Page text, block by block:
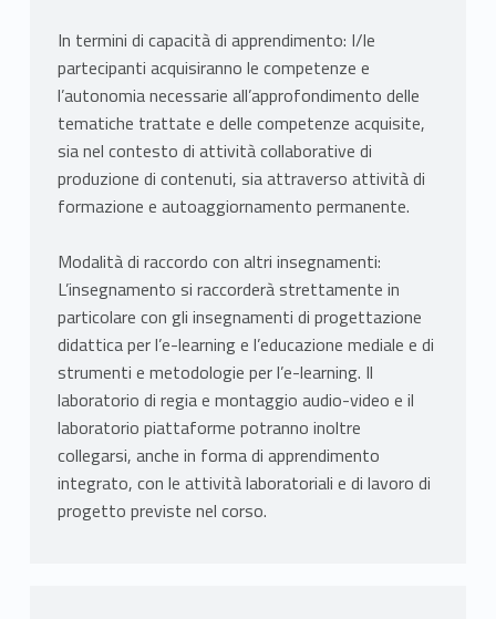
In termini di capacità di apprendimento: I/le
partecipanti acquisiranno le competenze e
l’autonomia necessarie all’approfondimento delle
tematiche trattate e delle competenze acquisite,
sia nel contesto di attività collaborative di
produzione di contenuti, sia attraverso attività di
formazione e autoaggiornamento permanente.
Modalità di raccordo con altri insegnamenti:
L’insegnamento si raccorderà strettamente in
particolare con gli insegnamenti di progettazione
didattica per l’e-learning e l’educazione mediale e di
strumenti e metodologie per l’e-learning. Il
laboratorio di regia e montaggio audio-video e il
laboratorio piattaforme potranno inoltre
collegarsi, anche in forma di apprendimento
integrato, con le attività laboratoriali e di lavoro di
progetto previste nel corso.